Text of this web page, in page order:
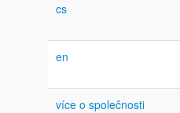
cs
en
více o společnosti